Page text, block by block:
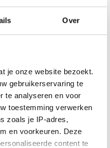
Over
je onze website bezoekt.
gebruikerservaring te
te analyseren en voor
toestemming verwerken
zoals je IP-adres,
en voorkeuren. Deze
content te
dat helpt om de
blokkeert stoffen in je
kunnen
vaak gebruikt bij astma,
Het helpt klachten zoals
te verminderen en kan